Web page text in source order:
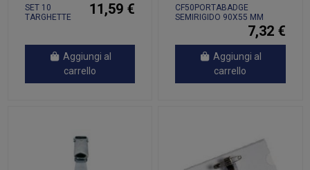
SET 10
TARGHETTE
11,59 €
Aggiungi al
carrello
CF50PORTABADGE
SEMIRIGIDO 90X55 MM
7,32 €
Aggiungi al
carrello